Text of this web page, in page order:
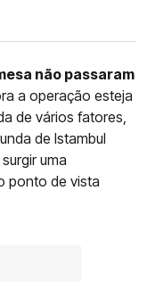
não passaram
a operação esteja
de vários fatores,
de Istambul
uma
ponto de vista